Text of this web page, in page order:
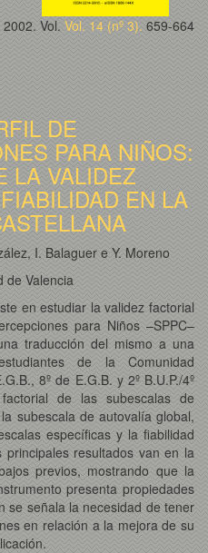
Vol. Vol. 14 (nº 3). 659-664
DE
PARA NIÑOS:
LA VALIDEZ
EN LA
I. Balaguer e Y. Moreno
de Valencia
en estudiar la validez factorial
para Niños –SPPC–
traducción del mismo a una
de la Comunidad
8º de E.G.B. y 2º B.U.P./4º
de las subescalas de
subescala de autovalía global,
específicas y la fiabilidad
resultados van en la
previos, mostrando que la
presenta propiedades
se señala la necesidad de tener
en relación a la mejora de su